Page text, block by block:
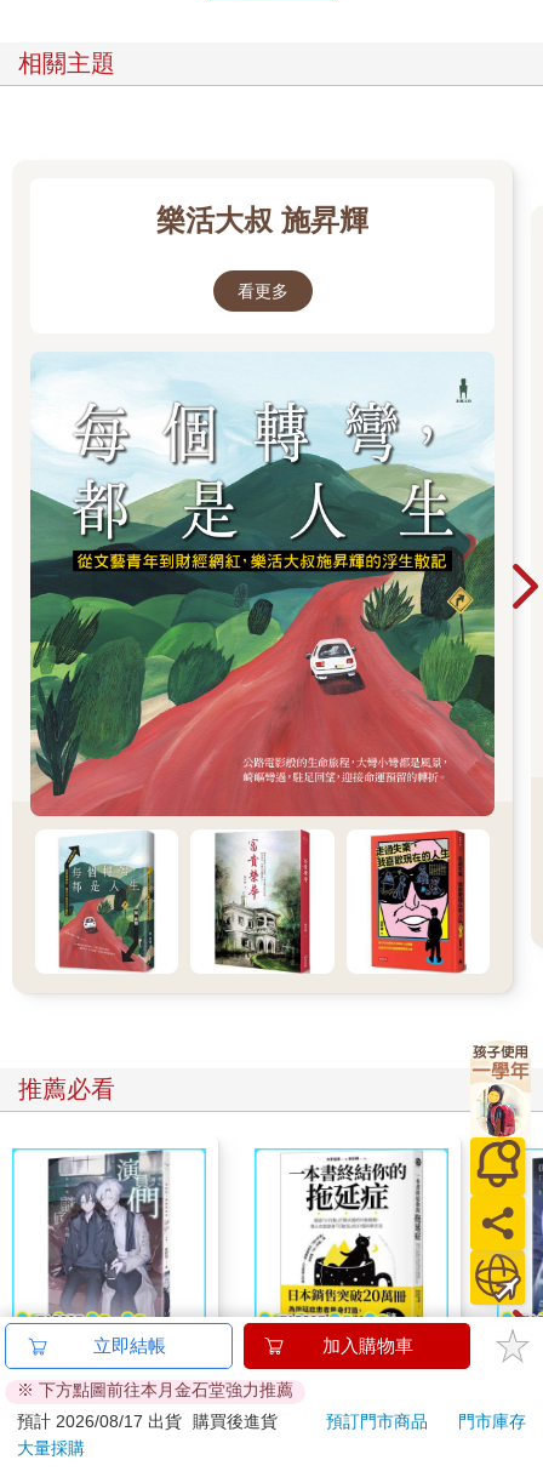
吧。
另一方面，人工智慧無論多麼進步，都無法真正從事創造性的工
關懷和同理心很重要
只有人類才能做的工作不僅僅是創造。例如，像關懷、同理心，
因此，在各種工作中，這些事情都變得很重要。在小學和中學教
育中尤其如此。老師站在學生的立場上解決問題，因此老師在孩
也可能成為重要的要素。
不過，關於這點，必須留意。事情並沒有那麼簡單。首先，第
一，雖說人類擁有同理心，但並不表示所有人類都有這樣的溫暖
情感。在人類中，有很多人缺乏這樣的情感。
第二，正如第八章第四節所述，ChatGPT表現出溫暖的關懷體
貼。即使知道對方是電腦，聽到這樣的話時仍然會令人感到高
興。此外，在電影或文學作品上的意見一致時，真的令人很開
心。在這方面，它有時展現出超越人類的能力。如何評價這一點
是一個相當微妙的問題。
生成式人工智慧有可能成為老年人的最佳談話對象。因此，人類
不應對這些能力自吹自擂。我認為，「人工智慧能夠成為人類的
諮詢對象或談話對象只不過是表象，真正意義上的關懷和同理心
只有人類才能做到」，這個說法未必成立。
３ 基本服務惠及所有人
所有人都能只接受自己期望的教育
問題仍有不清楚之處，但如果能克服，應用將大幅擴展。
如果生成式人工智慧經常能持續提供正確的答案，就可以當作家
教來使用。任何人都可以免費使用。它隨時可以成為強有力的諮
詢對象或家庭教師。無論何時都可以親切地教導你不明白的事情
或心存的疑慮。可以重複詢問多次，直到明白為止。
生成式人工智慧能為每位兒童提供配合個別學習的需求、量身訂
兒童都能接受高品質的教育。以往只有富家子弟才能享有的學習
環境，現在每個人都能獲得。生於貧窮國家的孩子，以及即使在
富裕國家但生於貧窮家庭的孩子們，即使擁有潛力，過去卻一直
沒有被賦予發揮的機會。如今這漸漸能夠做到。
若生成式人工智慧在教育中的應用普及開來，所有人都能接受教
育和專業服務，這將使收入的分布更加平等。如今，在發展中國
家，仍有許多兒童因為家庭貧窮，連小學教育都無法得到滿足。
這些孩子將能夠把ChatGPT作為家教來進行學習，從而擺脫貧困
的惡性循環。這件事的意義重大。不管是誰都能充分發揮自己的
能力。即使無法進入大學，也能獲得充足的知識。企業也會給予
能力上的驗證，無論學歷如何，都會提供工作機會吧。
不僅僅是孩子，成年人也能繼續學習，提高能力以貢獻社會。這
也可以用於技能再培訓。能一邊工作一邊適應新的技術。
以往，即使有能力，因為貧窮而無法接受教育，潛能未得到發
揮，這種情況屢見不鮮。如果這些人能獲得適當教育並發揮其能
力，將對社會生產力的提升產生極大的效果吧。
相關主題
樂活大叔 施昇輝
看更多
推薦必看
演員們：請解開故事謎
底外傳
79 折 特價 95 元
一本書終結你的拖延
症：透過「小行動」打
開大腦的行動開關，懶
79 特價 237 元
請解
79 折
立即結帳 加入購物車
※ 下方點圖前往本月金石堂強力推薦
預計 2026/08/17 出貨
購買後進貨 預訂門市商品
門市庫存
大量採購